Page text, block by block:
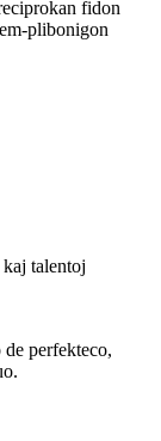
fidon
plibonigon
talentoj
perfekteco,